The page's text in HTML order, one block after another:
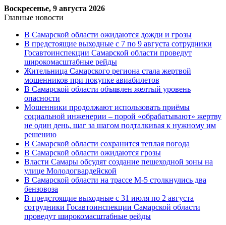
Воскресенье, 9 августа 2026
Главные новости
В Самарской области ожидаются дожди и грозы
В предстоящие выходные с 7 по 9 августа сотрудники
Госавтоинспекции Самарской области проведут
широкомасштабные рейды
Жительница Самарского региона стала жертвой
мошенников при покупке авиабилетов
В Самарской области объявлен желтый уровень
опасности
Мошенники продолжают использовать приёмы
социальной инженерии – порой «обрабатывают» жертву
не один день, шаг за шагом подталкивая к нужному им
решению
В Самарской области сохранится теплая погода
В Самарской области ожидаются грозы
Власти Самары обсудят создание пешеходной зоны на
улице Молодогвардейской
В Самарской области на трассе М-5 столкнулись два
бензовоза
В предстоящие выходные с 31 июля по 2 августа
сотрудники Госавтоинспекции Самарской области
проведут широкомасштабные рейды